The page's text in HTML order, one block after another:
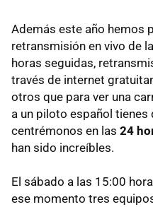
Además este año hemos
retransmisión en vivo de
horas seguidas,
través de internet
otros que para ver una
a un piloto español tienes
centrémonos en las 24
han sido increíbles.
El sábado a las 15:00
ese momento tres